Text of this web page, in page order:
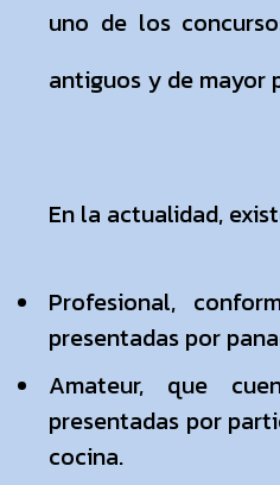
uno de los
antiguos y de mayor
En la actualidad,
Profesional,
presentadas por
Amateur, que
presentadas por
cocina.